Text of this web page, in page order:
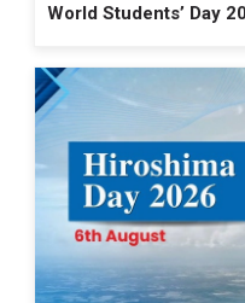
World Students’ Day